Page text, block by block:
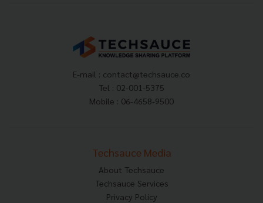
E-mail : contact@techsauce.co
Tel : 02-001-5375
Mobile : 06-4658-9500
Techsauce Media
About Techsauce
Techsauce Services
Privacy Policy